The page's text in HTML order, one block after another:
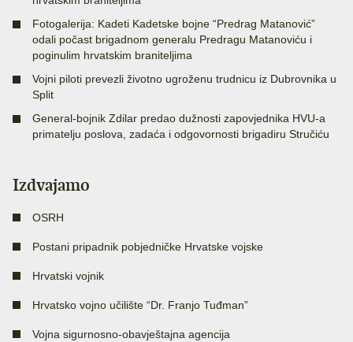
Fotogalerija: Kadeti Kadetske bojne “Predrag Matanović”
odali počast brigadnom generalu Predragu Matanoviću i
poginulim hrvatskim braniteljima
Vojni piloti prevezli životno ugroženu trudnicu iz Dubrovnika u
Split
General-bojnik Zdilar predao dužnosti zapovjednika HVU-a
primatelju poslova, zadaća i odgovornosti brigadiru Stručiću
Izdvajamo
OSRH
Postani pripadnik pobjedničke Hrvatske vojske
Hrvatski vojnik
Hrvatsko vojno učilište “Dr. Franjo Tuđman”
Vojna sigurnosno-obavještajna agencija